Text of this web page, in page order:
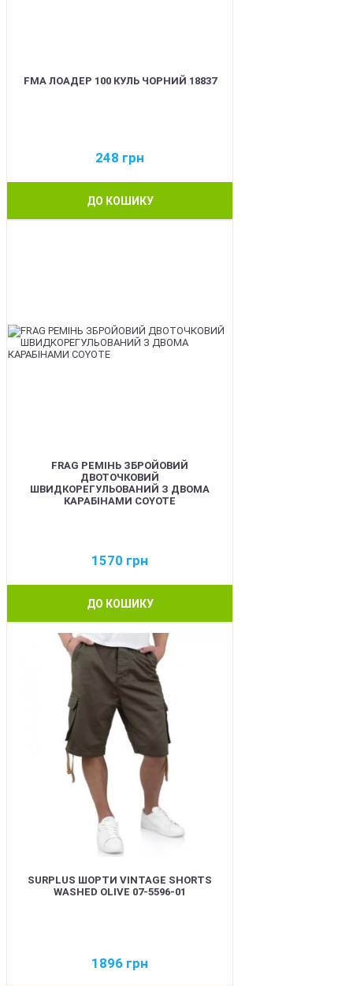
FMA ЛОАДЕР 100 КУЛЬ ЧОРНИЙ 18837
248 грн
ДО КОШИКУ
FRAG РЕМІНЬ ЗБРОЙОВИЙ
ДВОТОЧКОВИЙ
ШВИДКОРЕГУЛЬОВАНИЙ З ДВОМА
КАРАБІНАМИ COYOTE
1570 грн
ДО КОШИКУ
SURPLUS ШОРТИ VINTAGE SHORTS
WASHED OLIVE 07-5596-01
1896 грн